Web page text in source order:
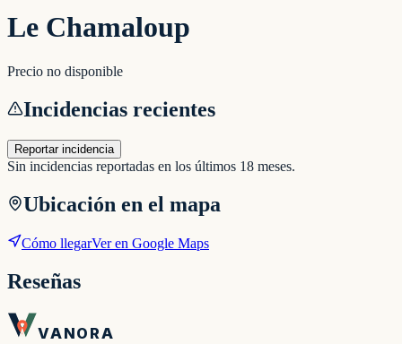
Le Chamaloup
Precio no disponible
Incidencias recientes
Reportar incidencia
Sin incidencias reportadas en los últimos 18 meses.
Ubicación en el mapa
Cómo llegarVer en Google Maps
Reseñas
VANORA